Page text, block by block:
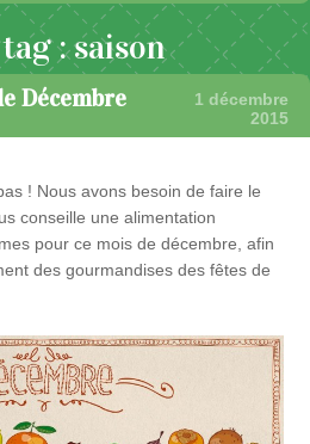
:saison
Décembre
1 décembre
2015
! Nous avons besoin de faire le
conseille une alimentation
pour ce mois de décembre, afin
des gourmandises des fêtes de